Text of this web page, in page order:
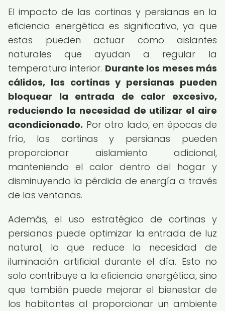
El impacto de las cortinas y persianas en la
eficiencia energética es significativo, ya que
estas pueden actuar como aislantes
naturales que ayudan a regular la
temperatura interior. Durante los meses más
cálidos, las cortinas y persianas pueden
bloquear la entrada de calor excesivo,
reduciendo la necesidad de utilizar el aire
acondicionado. Por otro lado, en épocas de
frío, las cortinas y persianas pueden
proporcionar aislamiento adicional,
manteniendo el calor dentro del hogar y
disminuyendo la pérdida de energía a través
de las ventanas.
Además, el uso estratégico de cortinas y
persianas puede optimizar la entrada de luz
natural, lo que reduce la necesidad de
iluminación artificial durante el día. Esto no
solo contribuye a la eficiencia energética, sino
que también puede mejorar el bienestar de
los habitantes al proporcionar un ambiente